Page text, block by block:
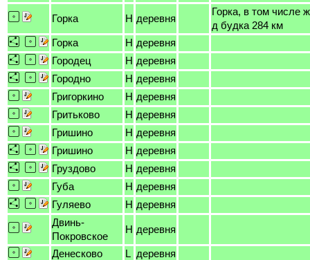
Горка H деревня
Горка, в том числе
д будка 284 км
Горка
H деревня
Городец
H деревня
Городно
H деревня
Григоркино
H деревня
Гритьково
H деревня
Гришино
H деревня
Гришино
H деревня
Груздово
H деревня
Губа
H деревня
Гуляево
H деревня
Двинь-
Покровское
H деревня
Денесково L деревня